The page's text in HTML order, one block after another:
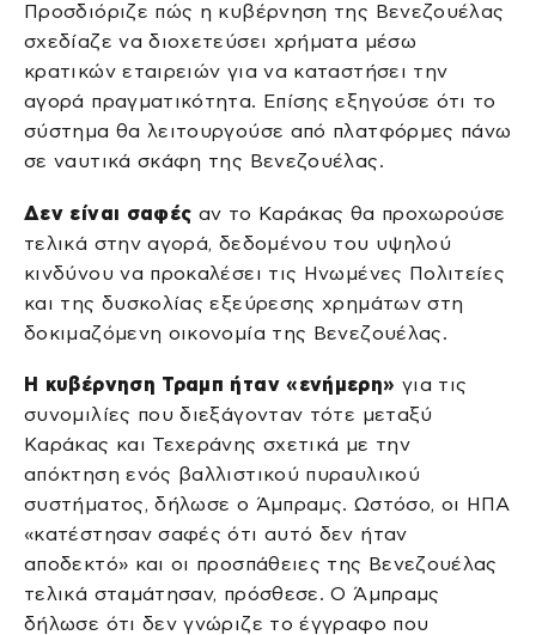
Προσδιόριζε πώς η κυβέρνηση της Βενεζουέλας
σχεδίαζε να διοχετεύσει χρήματα μέσω
κρατικών εταιρειών για να καταστήσει την
αγορά πραγματικότητα. Επίσης εξηγούσε ότι το
σύστημα θα λειτουργούσε από πλατφόρμες πάνω
σε ναυτικά σκάφη της Βενεζουέλας.
Δεν είναι σαφές αν το Καράκας θα προχωρούσε
τελικά στην αγορά, δεδομένου του υψηλού
κινδύνου να προκαλέσει τις Ηνωμένες Πολιτείες
και της δυσκολίας εξεύρεσης χρημάτων στη
δοκιμαζόμενη οικονομία της Βενεζουέλας.
Η κυβέρνηση Τραμπ ήταν «ενήμερη» για τις
συνομιλίες που διεξάγονταν τότε μεταξύ
Καράκας και Τεχεράνης σχετικά με την
απόκτηση ενός βαλλιστικού πυραυλικού
συστήματος, δήλωσε ο Άμπραμς. Ωστόσο, οι ΗΠΑ
«κατέστησαν σαφές ότι αυτό δεν ήταν
αποδεκτό» και οι προσπάθειες της Βενεζουέλας
τελικά σταμάτησαν, πρόσθεσε. Ο Άμπραμς
δήλωσε ότι δεν γνώριζε το έγγραφο που